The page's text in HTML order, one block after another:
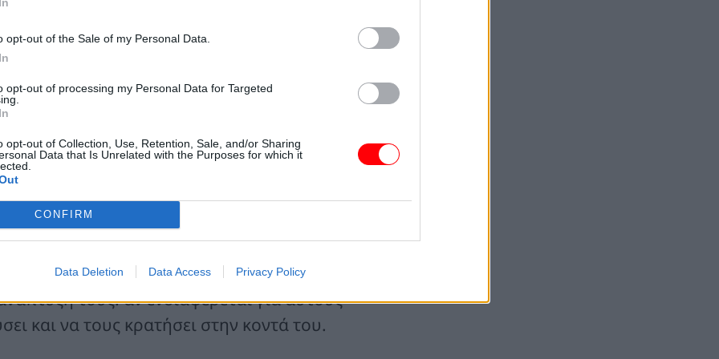
opt-out of the Sale of my Personal Data.
opt-out of processing my Personal Data for Targeted
opt-out of Collection, Use, Retention, Sale, and/or Sharing
Data that Is Unrelated with the Purposes for which it
CONFIRM
Data Deletion Data Access Privacy Policy
– ιδέες στις οποίες πρέπει να δοθεί
κινητοποίησης του
να ξεχνάτε
εκείνες στις οποίες θα πρέπει να δοθεί
κινητοποίησης του
θα πρέπει να φέρεται στους
Να τους ευχαριστεί, να τους
τους. αν ενδιαφέρεται για αυτούς
και να τους κρατήσει στην κοντά του.